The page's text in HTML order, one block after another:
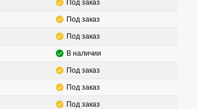
Под заказ
Под заказ
Под заказ
В наличии
Под заказ
Под заказ
Под заказ